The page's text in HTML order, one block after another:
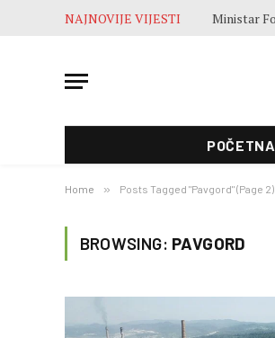
NAJNOVIJE VIJESTI
POČETNA
Home » Posts Tagged "Pavgord" (Page 2)
BROWSING: PAVGORD